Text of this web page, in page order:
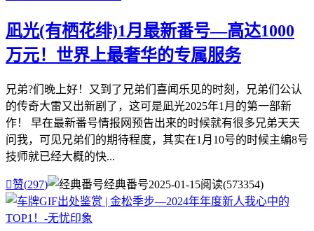
凪光(有栖花绯)1月最新番号—高达1000
万元！世界上最奢华的专属服务
兄弟?们晚上好！又到了兄弟们喜闻乐见的时刻，兄弟们公认
的传奇大雷又出新剧了，这可是凪光2025年1月的第一部新
作！ 早在最新番号情报网预告出来的时候就有很多兄弟天天
问我，可见兄弟们的期待程度，其实在1月10号的时候主编8号
技师就已经大概的快...
赞(297) 经典番号2025-01-15阅读(573354)